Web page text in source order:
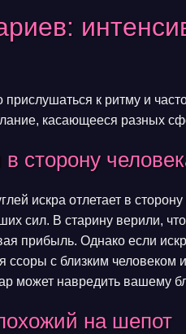
к ритму и
касающееся разных
сторону
искра отлетает в
сил. В старину верили, что
прибыль. Однако если
ссоры с близким человеком
может навредить вашему
на шепот